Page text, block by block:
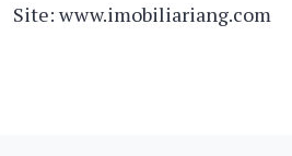
Site: www.imobiliariang.com